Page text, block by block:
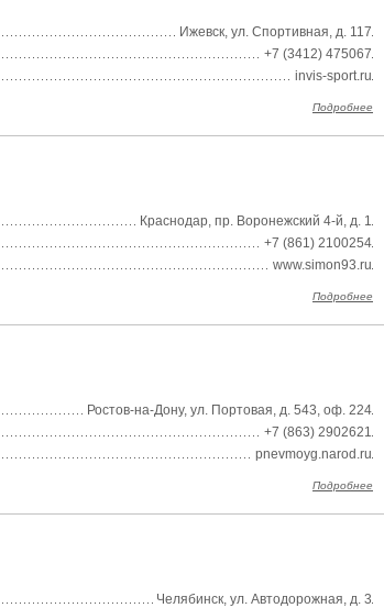
Ижевск, ул. Спортивная, д. 117
+7 (3412) 475067
invis-sport.ru
Подробнее
Краснодар, пр. Воронежский 4-й, д. 1
+7 (861) 2100254
www.simon93.ru
Подробнее
Ростов-на-Дону, ул. Портовая, д. 543, оф. 224
+7 (863) 2902621
pnevmoyg.narod.ru
Подробнее
Челябинск, ул. Автодорожная, д. 3